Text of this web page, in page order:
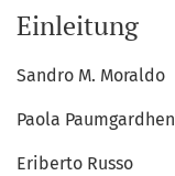
Einleitung
Sandro M. Moraldo
Paola Paumgardhen
Eriberto Russo